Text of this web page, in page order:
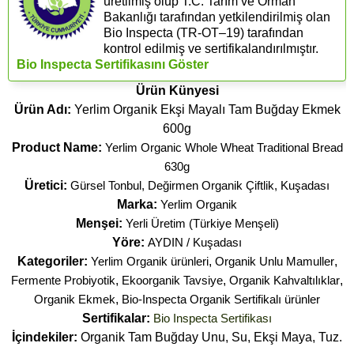
Bakanlığı tarafından yetkilendirilmiş olan
Bio Inspecta (​TR-OT–19) tarafından
kontrol edilmiş ve sertifikalandırılmıştır.
Bio Inspecta Sertifikasını Göster
Ürün Künyesi
Ürün Adı: Yerlim Organik Ekşi Mayalı Tam Buğday Ekmek
600g
Product Name: Yerlim Organic Whole Wheat Traditional Bread
630g
Üretici: Gürsel Tonbul, Değirmen Organik Çiftlik, Kuşadası
Marka: Yerlim Organik
Menşei: Yerli Üretim (Türkiye Menşeli)
Yöre: AYDIN / Kuşadası
Kategoriler: Yerlim Organik ürünleri, Organik Unlu Mamuller,
Fermente Probiyotik, Ekoorganik Tavsiye, Organik Kahvaltılıklar,
Organik Ekmek, Bio-Inspecta Organik Sertifikalı ürünler
Sertifikalar: Bio Inspecta Sertifikası
İçindekiler: Organik Tam Buğday Unu, Su, Ekşi Maya, Tuz.